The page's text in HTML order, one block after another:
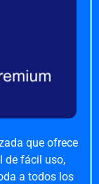
que ofrece
de fácil uso,
a todos los